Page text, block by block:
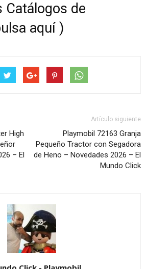
Catálogos de
aquí )
High
– El
Artículo siguiente
Playmobil 72163 Granja
Pequeño Tractor con Segadora
de Heno – Novedades 2026 – El
Mundo Click